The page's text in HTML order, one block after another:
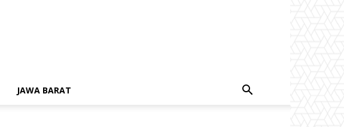
JAWA BARAT